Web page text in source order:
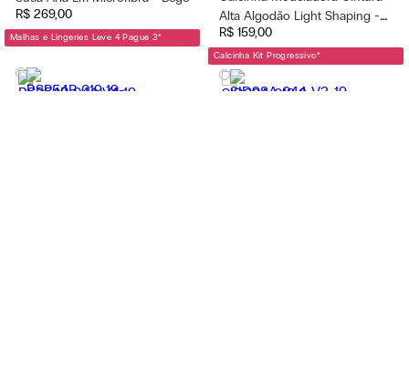
R$ 269,00
Malhas e Lingeries Leve 4 Pague 3*
Alta Algodão Light Shaping -
Preto
R$ 159,00
Calcinha Kit Progressivo*